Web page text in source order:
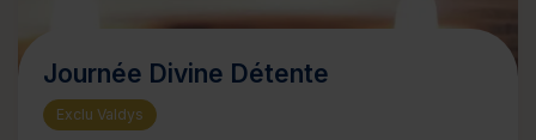
Journée Divine Détente
Exclu Valdys